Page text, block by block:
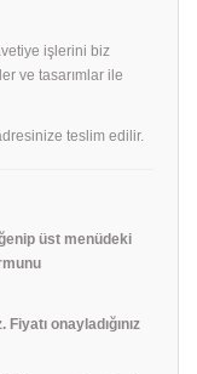
işlerini biz
ve tasarımlar ile
teslim edilir.
üst menüdeki
onayladığınız